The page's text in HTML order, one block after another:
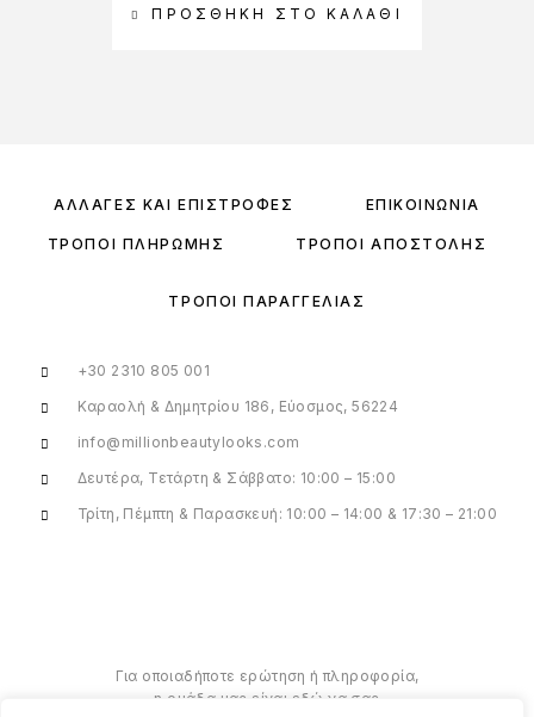
ΠΡΟΣΘΉΚΗ ΣΤΟ ΚΑΛΆΘΙ
ΑΛΛΑΓΈΣ ΚΑΙ ΕΠΙΣΤΡΟΦΈΣ ΕΠΙΚΟΙΝΩΝΊΑ
ΤΡΌΠΟΙ ΠΛΗΡΩΜΉΣ ΤΡΌΠΟΙ ΑΠΟΣΤΟΛΉΣ
ΤΡΌΠΟΙ ΠΑΡΑΓΓΕΛΊΑΣ
+30 2310 805 001
Καραολή & Δημητρίου 186, Εύοσμος, 56224
info@millionbeautylooks.com
Δευτέρα, Τετάρτη & Σάββατο: 10:00 – 15:00
Τρίτη, Πέμπτη & Παρασκευή: 10:00 – 14:00 & 17:30 – 21:00
Για οποιαδήποτε ερώτηση ή πληροφορία,
η ομάδα μας είναι εδώ να σας